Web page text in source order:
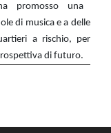
promosso una
di musica e a delle
a rischio, per
di futuro.